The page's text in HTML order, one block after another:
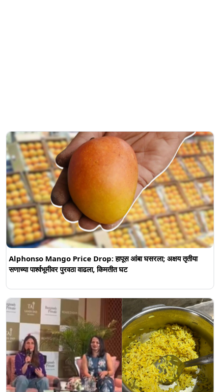
Alphonso Mango Price Drop: हापूस आंबा घसरला; अक्षय तृतीया
सणाच्या पार्श्वभूमीवर पुरवठा वाढला, किमतीत घट